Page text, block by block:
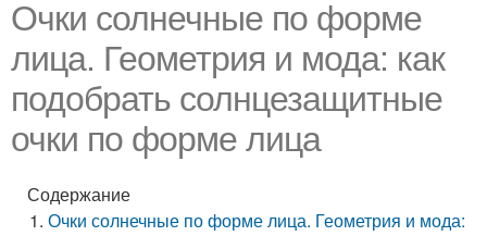
Очки солнечные по форме
лица. Геометрия и мода: как
подобрать солнцезащитные
очки по форме лица
Содержание
Очки солнечные по форме лица. Геометрия и мода: